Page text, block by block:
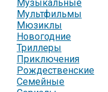
Музыкальные
Мультфильмы
Мюзиклы
Новогодние
Триллеры
Приключения
Рождественские
Семейные